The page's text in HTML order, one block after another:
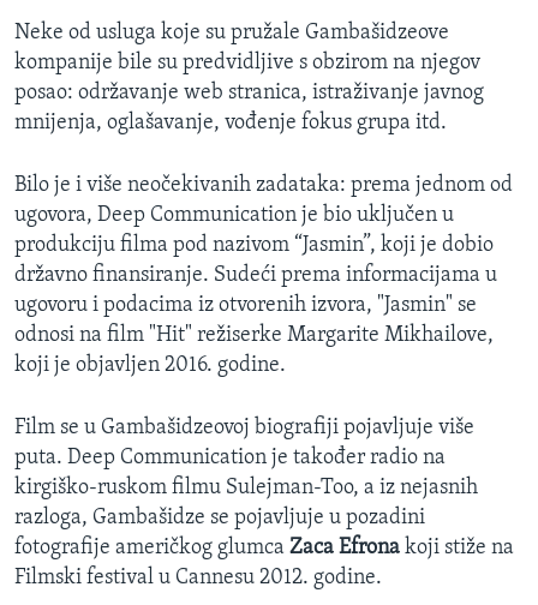
Neke od usluga koje su pružale Gambašidzeove
kompanije bile su predvidljive s obzirom na njegov
posao: održavanje web stranica, istraživanje javnog
mnijenja, oglašavanje, vođenje fokus grupa itd.
Bilo je i više neočekivanih zadataka: prema jednom od
ugovora, Deep Communication je bio uključen u
produkciju filma pod nazivom “Jasmin”, koji je dobio
državno finansiranje. Sudeći prema informacijama u
ugovoru i podacima iz otvorenih izvora, "Jasmin" se
odnosi na film "Hit" režiserke Margarite Mikhailove,
koji je objavljen 2016. godine.
Film se u Gambašidzeovoj biografiji pojavljuje više
puta. Deep Communication je također radio na
kirgiško-ruskom filmu Sulejman-Too, a iz nejasnih
razloga, Gambašidze se pojavljuje u pozadini
fotografije američkog glumca Zaca Efrona koji stiže na
Filmski festival u Cannesu 2012. godine.